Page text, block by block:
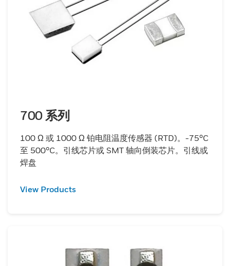
700 系列
100 Ω 或 1000 Ω 铂电阻温度传感器 (RTD)。-75°C
至 500°C。引线芯片或 SMT 轴向倒装芯片。引线或
焊盘
View Products